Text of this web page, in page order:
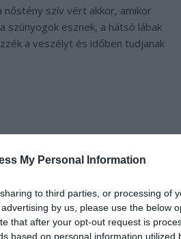
My Personal Information
to third parties, or processing of
by us, please use the below
that after your opt-out request is
based on personal information utilized
szív vért akkor, amikor
szúnyogok esznek, a hátsó lábak
a veszélyt és időben tudjanak